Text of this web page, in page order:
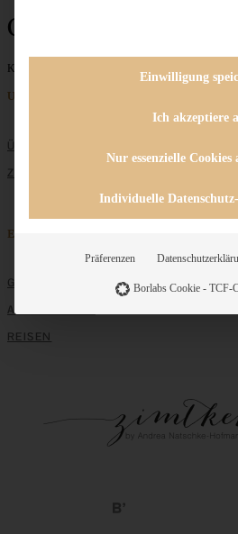
Cinnamon-Buns
Keine Beiträge gefunden
Unternehmen
ÜBER MICH
ZUSAMMENARBEIT
Entdecken
GRUNDLAGEN
ALLE REZEPTE
REISEN
Einwilligung
Ich akzeptiere
Nur essenzielle Cookies
Individuelle
Präferenzen
Borlabs Cookie - TCF-